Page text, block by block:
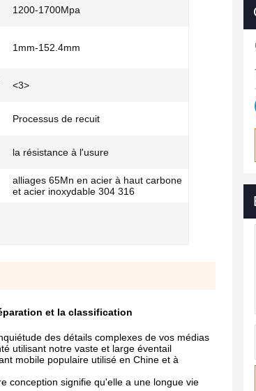
1200-1700Mpa
1mm-152.4mm
<3>
Processus de recuit
la résistance à l'usure
alliages 65Mn en acier à haut carbone
et acier inoxydable 304 316
et la classification
des détails complexes de vos médias
utilisant notre vaste et large éventail
mobile populaire utilisé en Chine et à
conception signifie qu'elle a une longue vie